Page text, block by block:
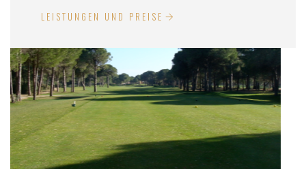
LEISTUNGEN UND PREISE